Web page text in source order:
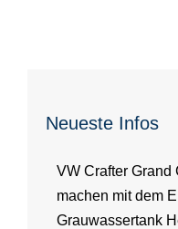
Neueste Infos
VW Crafter Grand
machen mit dem
Grauwassertank